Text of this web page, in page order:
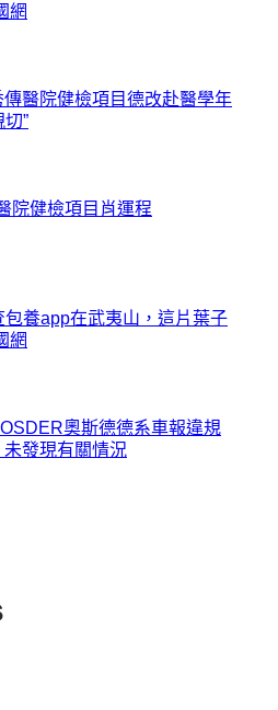
網
醫院健檢項目德改赴醫學年
”
院健檢項目肖運程
包養app在武夷山，這片葉子
網
奧斯德德系車報違規
發現有關情況